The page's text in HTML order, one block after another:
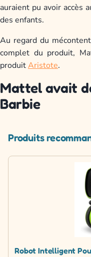
auraient pu avoir accès
des enfants.
Au regard du
complet du produit,
produitAristote.
Mattel avait
Barbie
Produits
Robot Intelligent